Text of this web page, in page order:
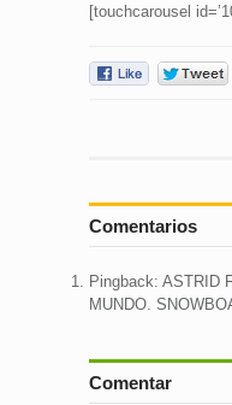
[touchcarousel
Comentarios
Pingback: ASTRID
MUNDO.
Comentar